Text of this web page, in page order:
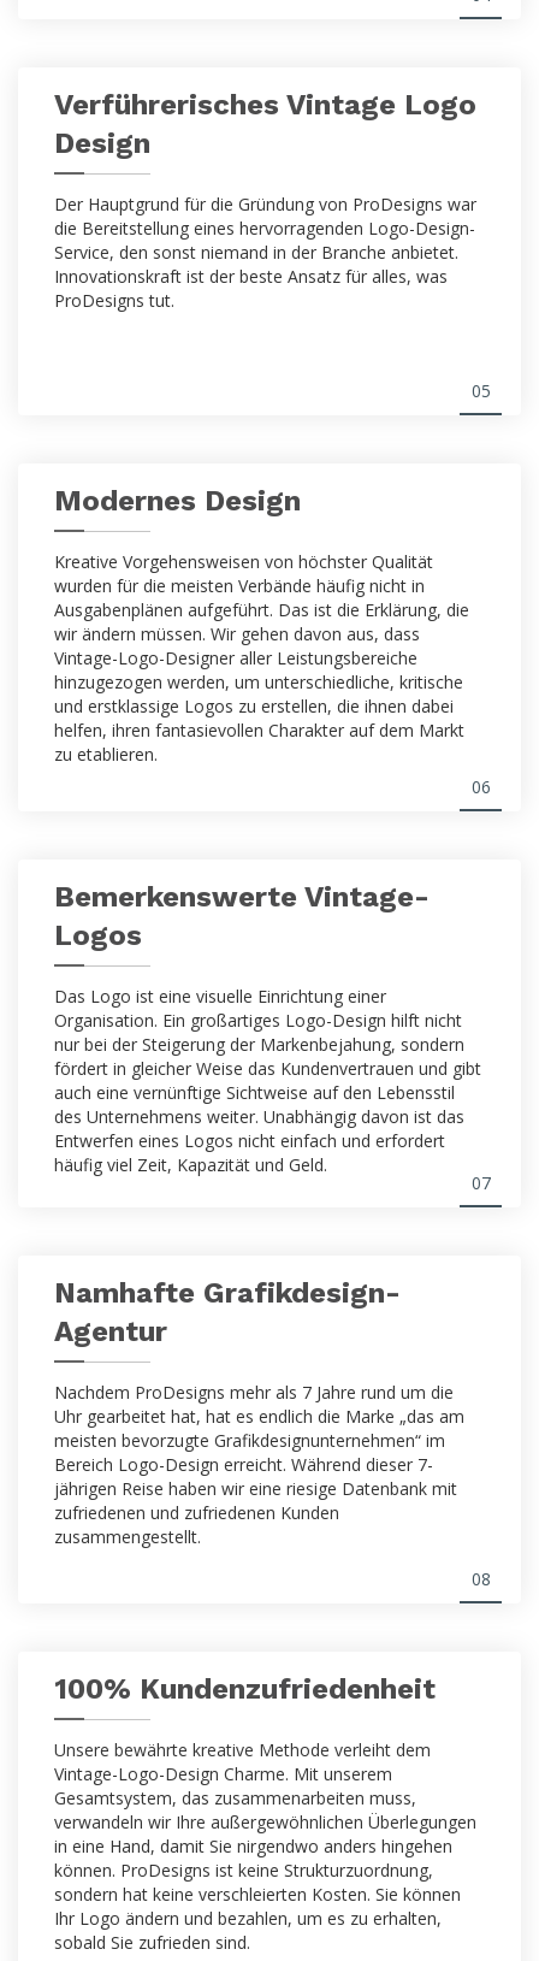
05
Verführerisches Vintage Logo
Design
Der Hauptgrund für die Gründung von ProDesigns war
die Bereitstellung eines hervorragenden Logo-Design-
Service, den sonst niemand in der Branche anbietet.
Innovationskraft ist der beste Ansatz für alles, was
ProDesigns tut.
06
Modernes Design
Kreative Vorgehensweisen von höchster Qualität
wurden für die meisten Verbände häufig nicht in
Ausgabenplänen aufgeführt. Das ist die Erklärung, die
wir ändern müssen. Wir gehen davon aus, dass
Vintage-Logo-Designer aller Leistungsbereiche
hinzugezogen werden, um unterschiedliche, kritische
und erstklassige Logos zu erstellen, die ihnen dabei
helfen, ihren fantasievollen Charakter auf dem Markt
zu etablieren.
07
Bemerkenswerte Vintage-
Logos
Das Logo ist eine visuelle Einrichtung einer
Organisation. Ein großartiges Logo-Design hilft nicht
nur bei der Steigerung der Markenbejahung, sondern
fördert in gleicher Weise das Kundenvertrauen und gibt
auch eine vernünftige Sichtweise auf den Lebensstil
des Unternehmens weiter. Unabhängig davon ist das
Entwerfen eines Logos nicht einfach und erfordert
häufig viel Zeit, Kapazität und Geld.
08
Namhafte Grafikdesign-
Agentur
Nachdem ProDesigns mehr als 7 Jahre rund um die
Uhr gearbeitet hat, hat es endlich die Marke „das am
meisten bevorzugte Grafikdesignunternehmen“ im
Bereich Logo-Design erreicht. Während dieser 7-
jährigen Reise haben wir eine riesige Datenbank mit
zufriedenen und zufriedenen Kunden
zusammengestellt.
100% Kundenzufriedenheit
Unsere bewährte kreative Methode verleiht dem
Vintage-Logo-Design Charme. Mit unserem
Gesamtsystem, das zusammenarbeiten muss,
verwandeln wir Ihre außergewöhnlichen Überlegungen
in eine Hand, damit Sie nirgendwo anders hingehen
können. ProDesigns ist keine Strukturzuordnung,
sondern hat keine verschleierten Kosten. Sie können
Ihr Logo ändern und bezahlen, um es zu erhalten,
sobald Sie zufrieden sind.